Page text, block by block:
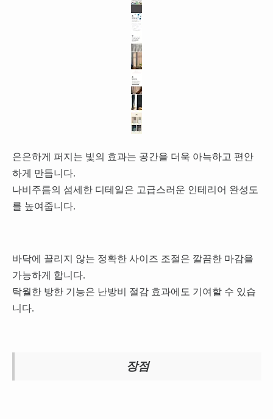
은은하게 퍼지는 빛의 효과는 공간을 더욱 아늑하고 편안
하게 만듭니다.
나비주름의 섬세한 디테일은 고급스러운 인테리어 완성도
를 높여줍니다.
바닥에 끌리지 않는 정확한 사이즈 조절은 깔끔한 마감을
가능하게 합니다.
탁월한 방한 기능은 난방비 절감 효과에도 기여할 수 있습
니다.
장점